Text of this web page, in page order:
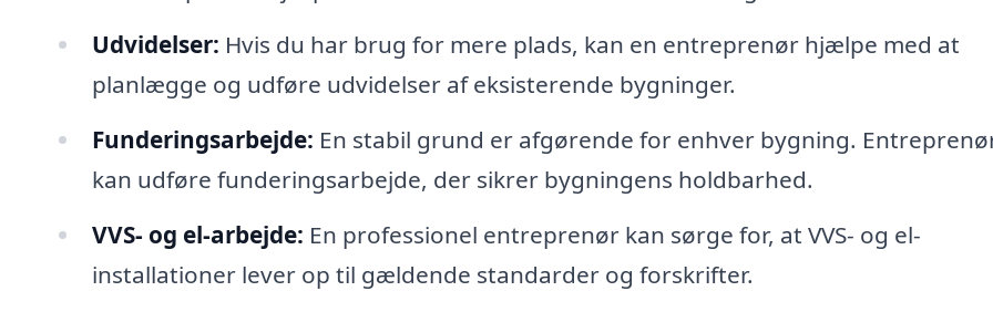
Udvidelser: Hvis du har brug for mere plads, kan en entreprenør hjælpe med at
planlægge og udføre udvidelser af eksisterende bygninger.
Funderingsarbejde: En stabil grund er afgørende for enhver bygning.
kan udføre funderingsarbejde, der sikrer bygningens holdbarhed.
VVS- og el-arbejde: En professionel entreprenør kan sørge for, at VVS- og el-
installationer lever op til gældende standarder og forskrifter.